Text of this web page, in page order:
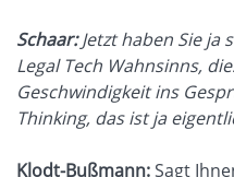
Schaar:Jetzt haben Sie ja
Legal Tech Wahnsinns,
Geschwindigkeit ins
Thinking, das ist ja
Klodt-Bußmann:Sagt